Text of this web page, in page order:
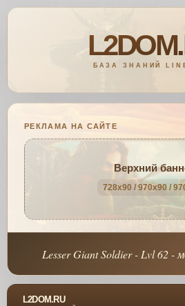
РЕКЛАМА НА САЙТЕ
Верхний
728x90 / 970x90 /
Lesser Giant Soldier - Lvl 62 -
L2DOM.RU